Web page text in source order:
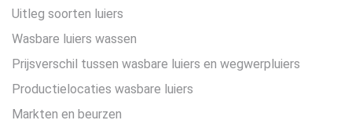
Uitleg soorten luiers
Wasbare luiers wassen
Prijsverschil tussen wasbare luiers en wegwerpluiers
Productielocaties wasbare luiers
Markten en beurzen